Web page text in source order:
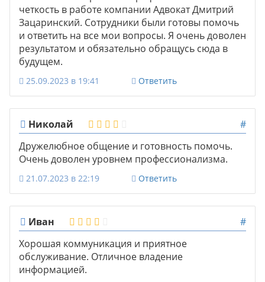
четкость в работе компании Адвокат Дмитрий
Зацаринский. Сотрудники были готовы помочь
и ответить на все мои вопросы. Я очень доволен
результатом и обязательно обращусь сюда в
будущем.
25.09.2023 в 19:41 Ответить
Николай
#
Дружелюбное общение и готовность помочь.
Очень доволен уровнем профессионализма.
21.07.2023 в 22:19 Ответить
Иван
#
Хорошая коммуникация и приятное
обслуживание. Отличное владение
информацией.